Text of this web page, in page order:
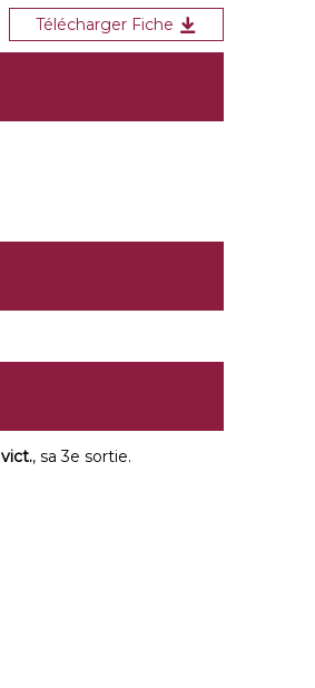
Télécharger Fiche
vict., sa 3e sortie.